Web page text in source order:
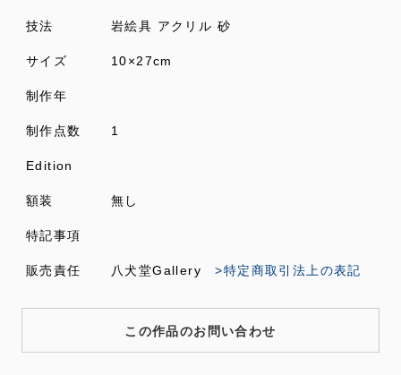
技法 岩絵具 アクリル 砂
サイズ 10×27cm
制作年
制作点数 1
Edition
額装 無し
特記事項
販売責任 八犬堂Gallery>特定商取引法上の表記
この作品のお問い合わせ